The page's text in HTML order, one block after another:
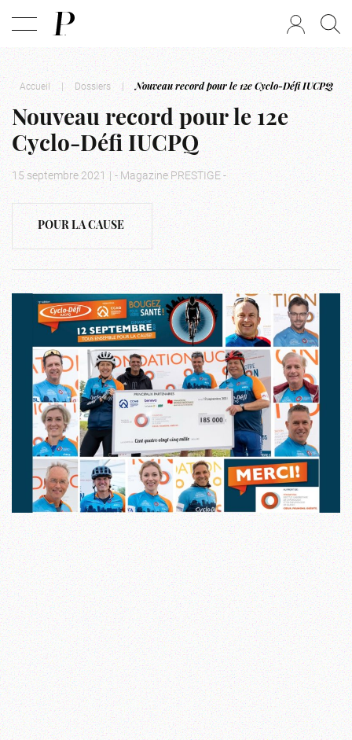
Accueil | Dossiers | Nouveau record pour le 12e Cyclo-Défi IUCPQ
Nouveau record pour le 12e
Cyclo-Défi IUCPQ
15 septembre 2021 | - Magazine PRESTIGE -
POUR LA CAUSE